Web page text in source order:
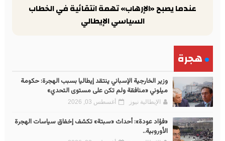
عندما يصبح «الإرهاب» تهمة انتقائية في الخطاب
السياسي الإيطالي
هجرة
وزير الخارجية الإسباني ينتقد إيطاليا بسبب الهجرة: حكومة
ميلوني «منافقة ولم تكن على مستوى التحدي»
الإيطالية نيوز أغسطس 03, 2026
«فؤاد عودة»: أحداث «سبتة» تكشف إخفاق سياسات الهجرة
الأوروبية..